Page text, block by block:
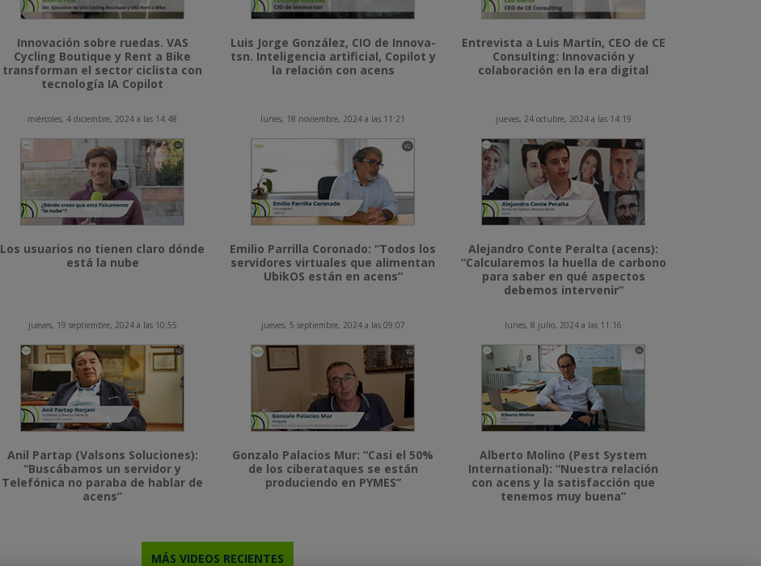
Innovación sobre ruedas. VAS
Cycling Boutique y Rent a Bike
transforman el sector ciclista con
tecnología IA Copilot
Luis Jorge González, CIO de Innova-
tsn. Inteligencia artificial, Copilot y
la relación con acens
Entrevista a Luis Martín, CEO de CE
Consulting: Innovación y
colaboración en la era digital
miércoles, 4 diciembre, 2024 a las 14:48
Los usuarios no tienen claro dónde
está la nube
lunes, 18 noviembre, 2024 a las 11:21
Emilio Parrilla Coronado: “Todos los
servidores virtuales que alimentan
UbikOS están en acens”
jueves, 24 octubre, 2024 a las 14:19
Alejandro Conte Peralta (acens):
“Calcularemos la huella de carbono
para saber en qué aspectos
debemos intervenir”
jueves, 19 septiembre, 2024 a las 10:55
Anil Partap (Valsons Soluciones):
“Buscábamos un servidor y
Telefónica no paraba de hablar de
acens”
jueves, 5 septiembre, 2024 a las 09:07
Gonzalo Palacios Mur: “Casi el 50%
de los ciberataques se están
produciendo en PYMES”
lunes, 8 julio, 2024 a las 11:16
Alberto Molino (Pest System
International): “Nuestra relación
con acens y la satisfacción que
tenemos muy buena”
MÁS VIDEOS RECIENTES